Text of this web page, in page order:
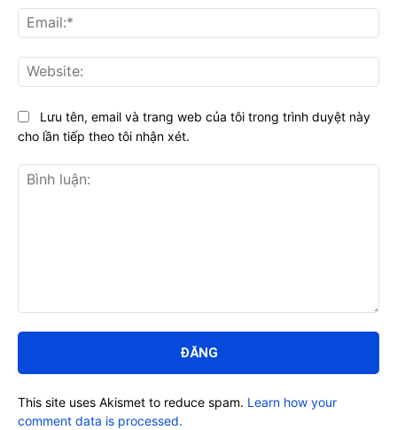
luận:
Lưu tên, email và trang web của tôi trong trình duyệt này
cho lần tiếp theo tôi nhận xét.
This site uses Akismet to reduce spam. Learn how your
comment data is processed.